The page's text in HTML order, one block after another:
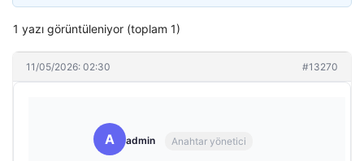
1 yazı görüntüleniyor (toplam 1)
11/05/2026: 02:30 #13270
A admin Anahtar yönetici